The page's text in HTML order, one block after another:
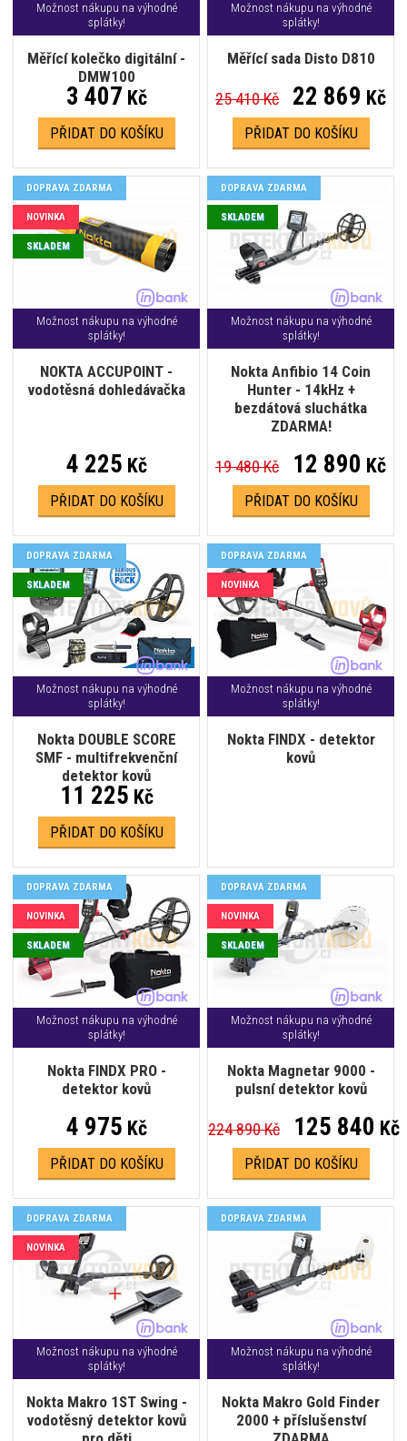
Možnost nákupu na výhodné
splátky!
Měřící kolečko digitální -
DMW100
3 407 Kč
PŘIDAT DO KOŠÍKU
Možnost nákupu na výhodné
splátky!
Měřící sada Disto D810
25 410 Kč 22 869 Kč
PŘIDAT DO KOŠÍKU
Možnost nákupu na výhodné
splátky!
NOKTA ACCUPOINT -
vodotěsná dohledávačka
DOPRAVA ZDARMA
NOVINKA
SKLADEM
4 225 Kč
PŘIDAT DO KOŠÍKU
Možnost nákupu na výhodné
splátky!
Nokta Anfibio 14 Coin
Hunter - 14kHz +
bezdátová sluchátka
ZDARMA!
DOPRAVA ZDARMA
SKLADEM
19 480 Kč 12 890 Kč
PŘIDAT DO KOŠÍKU
Možnost nákupu na výhodné
splátky!
Nokta DOUBLE SCORE
SMF - multifrekvenční
detektor kovů
DOPRAVA ZDARMA
SKLADEM
11 225 Kč
PŘIDAT DO KOŠÍKU
Možnost nákupu na výhodné
splátky!
Nokta FINDX - detektor
kovů
DOPRAVA ZDARMA
NOVINKA
Možnost nákupu na výhodné
splátky!
Nokta FINDX PRO -
detektor kovů
DOPRAVA ZDARMA
NOVINKA
SKLADEM
4 975 Kč
PŘIDAT DO KOŠÍKU
Možnost nákupu na výhodné
splátky!
Nokta Magnetar 9000 -
pulsní detektor kovů
DOPRAVA ZDARMA
NOVINKA
SKLADEM
224 890 Kč 125 840 Kč
PŘIDAT DO KOŠÍKU
Možnost nákupu na výhodné
splátky!
Nokta Makro 1ST Swing -
vodotěsný detektor kovů
DOPRAVA ZDARMA
NOVINKA
Možnost nákupu na výhodné
splátky!
Nokta Makro Gold Finder
2000 + příslušenství
DOPRAVA ZDARMA